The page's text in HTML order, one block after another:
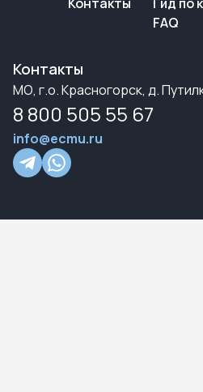
FAQ
Контакты
МО, г.о. Красногорск, д.
8 800 505 55 67
info@ecmu.ru